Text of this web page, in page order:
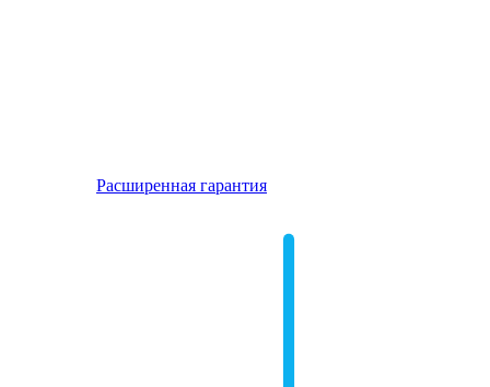
Расширенная гарантия